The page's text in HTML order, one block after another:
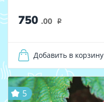
750 .00 i
Добавить в корзину
5